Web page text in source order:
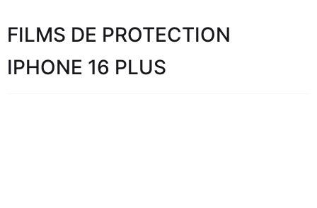
FILMS DE PROTECTION
IPHONE 16 PLUS